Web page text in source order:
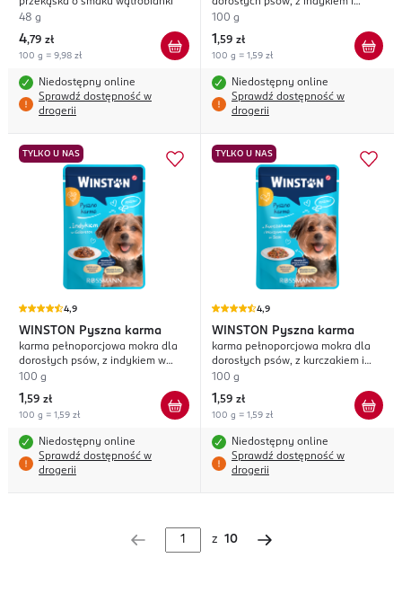
48 g
4,79 zł
100 g = 9,98 zł
Niedostępny online
Sprawdź dostępność w
drogerii
marchewką w sosie
100 g
1 ,59 zł
100 g = 1,59 zł
Niedostępny online
Sprawdź dostępność w
drogerii
TYLKO U NAS
4,9
WINSTON Pyszna karma
karma pełnoporcjowa mokra dla
dorosłych psów, z indykiem w
galaretce
100 g
1 ,59 zł
100 g = 1,59 zł
Niedostępny online
Sprawdź dostępność w
drogerii
TYLKO U NAS
4,9
WINSTON Pyszna karma
karma pełnoporcjowa mokra dla
dorosłych psów, z kurczakiem i
warzywami w sosie
100 g
1 ,59 zł
100 g = 1,59 zł
Niedostępny online
Sprawdź dostępność w
drogerii
z 10